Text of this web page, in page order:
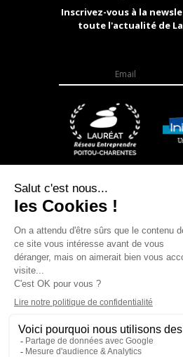
Inscrivez-vous à la
toute l'actualité de
6 allée des grands champs – ZI de